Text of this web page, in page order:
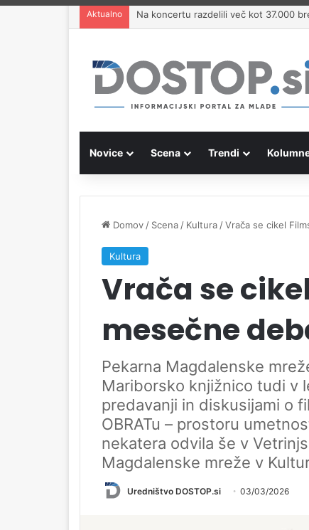
Aktualno Na koncertu razdelili več kot 37.000
Novice Scena Trendi
Domov / Scena / Kultura /Vrača se cikel
Kultura
Vrača se
mesečne
Pekarna Magdalenske
Mariborsko knjižnico tudi v
predavanji in diskusijami o
OBRATu – prostoru
nekatera odvila še v
Magdalenske mreže v
Uredništvo DOSTOP.si 03/03/2026